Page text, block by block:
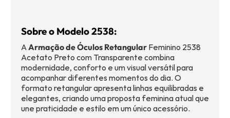
Sobre o Modelo 2538:
AArmação de Óculos Retangular Feminino 2538
Acetato Preto com Transparente combina
modernidade, conforto e um visual versátil para
acompanhar diferentes momentos do dia. O
formato retangular apresenta linhas equilibradas e
elegantes, criando uma proposta feminina atual que
une praticidade e estilo em um único acessório.